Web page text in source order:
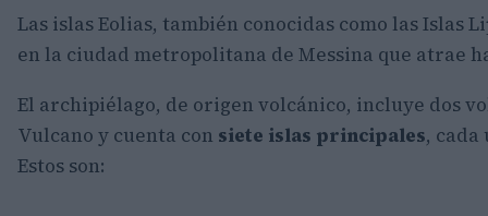
Las islas Eolias, también conocidas como las Islas
en la ciudad metropolitana de Messina que atrae
El archipiélago, de origen volcánico, incluye dos
Vulcano y cuenta con siete islas principales,
Estos son: